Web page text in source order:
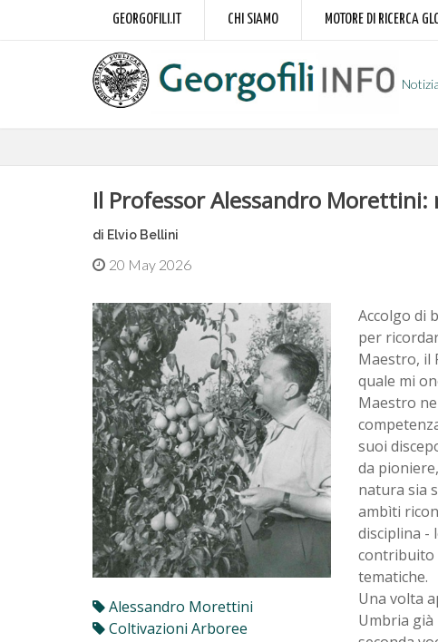
GEORGOFILI.IT CHI SIAMO MOTORE DI RICERCA
Il Professor Alessandro
di Elvio Bellini
20 May 2026
Alessandro Morettini
Coltivazioni Arboree
Accolgo di
per
Maestro, il
quale mi
Maestro
suoi
da
natura sia
ambìti
disciplina -
contribuito
tematiche.
Una volta
Umbria